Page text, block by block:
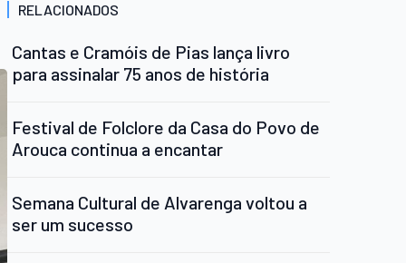
RELACIONADOS
Cantas e Cramóis de Pias lança livro
para assinalar 75 anos de história
Festival de Folclore da Casa do Povo de
Arouca continua a encantar
Semana Cultural de Alvarenga voltou a
ser um sucesso